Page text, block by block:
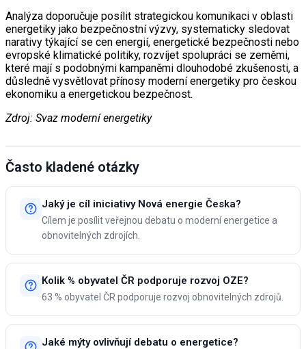
Analýza doporučuje posílit strategickou komunikaci v oblasti
energetiky jako bezpečnostní výzvy, systematicky sledovat
narativy týkající se cen energií, energetické bezpečnosti nebo
evropské klimatické politiky, rozvíjet spolupráci se zeměmi,
které mají s podobnými kampaněmi dlouhodobé zkušenosti, a
důsledně vysvětlovat přínosy moderní energetiky pro českou
ekonomiku a energetickou bezpečnost.
Zdroj: Svaz moderní energetiky
Často kladené otázky
Jaký je cíl iniciativy Nová energie Česka?
Cílem je posílit veřejnou debatu o moderní energetice a
obnovitelných zdrojích.
Kolik % obyvatel ČR podporuje rozvoj OZE?
63 % obyvatel ČR podporuje rozvoj obnovitelných zdrojů.
Jaké mýty ovlivňují debatu o energetice?